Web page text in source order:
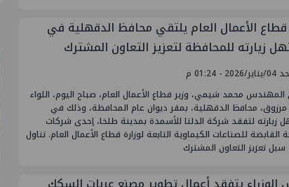
قطاع الأعمال العام يلتقي محافظ الدقهلية في
زيارته للمحافظة لتعزيز التعاون المشترك
- 01:24 م
المهندس محمد شيمي، وزير قطاع الأعمال العام، صباح اليوم، اللواء
محافظ الدقهلية، بمقر ديوان عام المحافظة، وذلك في
زيارته لتفقد شركة الدلتا للأسمدة بمدينة طلخا، إحدى شركات
القابضة للصناعات الكيماوية التابعة لوزارة قطاع الأعمال العام. تناول
سبل تعزيز التعاون المشترك